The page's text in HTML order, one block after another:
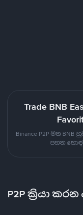
Trade BNB
Binance P2P මත
පහත
P2P ක්‍රියා